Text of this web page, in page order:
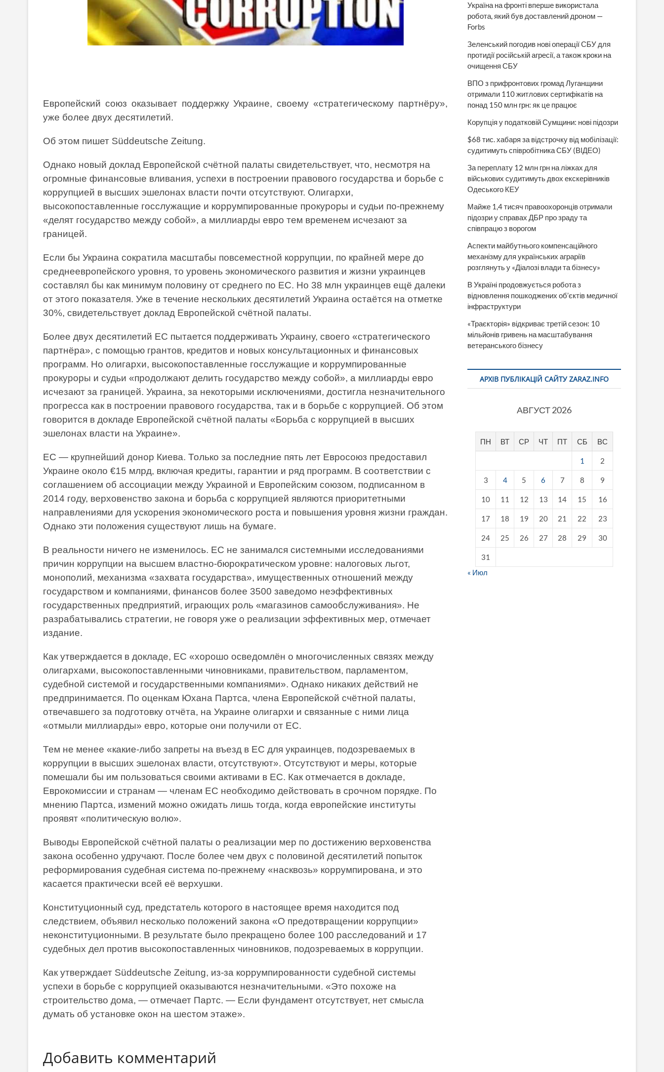
Европейский союз оказывает поддержку Украине, своему «стратегическому партнёру»,
уже более двух десятилетий.
Об этом пишет Süddeutsche Zeitung.
Однако новый доклад Европейской счётной палаты свидетельствует, что, несмотря на
огромные финансовые вливания, успехи в построении правового государства и борьбе с
коррупцией в высших эшелонах власти почти отсутствуют. Олигархи,
высокопоставленные госслужащие и коррумпированные прокуроры и судьи по-прежнему
«делят государство между собой», а миллиарды евро тем временем исчезают за
границей.
Если бы Украина сократила масштабы повсеместной коррупции, по крайней мере до
среднеевропейского уровня, то уровень экономического развития и жизни украинцев
составлял бы как минимум половину от среднего по ЕС. Но 38 млн украинцев ещё далеки
от этого показателя. Уже в течение нескольких десятилетий Украина остаётся на отметке
30%, свидетельствует доклад Европейской счётной палаты.
Более двух десятилетий ЕС пытается поддерживать Украину, своего «стратегического
партнёра», с помощью грантов, кредитов и новых консультационных и финансовых
программ. Но олигархи, высокопоставленные госслужащие и коррумпированные
прокуроры и судьи «продолжают делить государство между собой», а миллиарды евро
исчезают за границей. Украина, за некоторыми исключениями, достигла незначительного
прогресса как в построении правового государства, так и в борьбе с коррупцией. Об этом
говорится в докладе Европейской счётной палаты «Борьба с коррупцией в высших
эшелонах власти на Украине».
ЕС — крупнейший донор Киева. Только за последние пять лет Евросоюз предоставил
Украине около €15 млрд, включая кредиты, гарантии и ряд программ. В соответствии с
соглашением об ассоциации между Украиной и Европейским союзом, подписанном в
2014 году, верховенство закона и борьба с коррупцией являются приоритетными
направлениями для ускорения экономического роста и повышения уровня жизни граждан.
Однако эти положения существуют лишь на бумаге.
В реальности ничего не изменилось. ЕС не занимался системными исследованиями
причин коррупции на высшем властно-бюрократическом уровне: налоговых льгот,
монополий, механизма «захвата государства», имущественных отношений между
государством и компаниями, финансов более 3500 заведомо неэффективных
государственных предприятий, играющих роль «магазинов самообслуживания». Не
разрабатывались стратегии, не говоря уже о реализации эффективных мер, отмечает
издание.
Как утверждается в докладе, ЕС «хорошо осведомлён о многочисленных связях между
олигархами, высокопоставленными чиновниками, правительством, парламентом,
судебной системой и государственными компаниями». Однако никаких действий не
предпринимается. По оценкам Юхана Партса, члена Европейской счётной палаты,
отвечавшего за подготовку отчёта, на Украине олигархи и связанные с ними лица
«отмыли миллиарды» евро, которые они получили от ЕС.
Тем не менее «какие-либо запреты на въезд в ЕС для украинцев, подозреваемых в
коррупции в высших эшелонах власти, отсутствуют». Отсутствуют и меры, которые
помешали бы им пользоваться своими активами в ЕС. Как отмечается в докладе,
Еврокомиссии и странам — членам ЕС необходимо действовать в срочном порядке. По
мнению Партса, измений можно ожидать лишь тогда, когда европейские институты
проявят «политическую волю».
Выводы Европейской счётной палаты о реализации мер по достижению верховенства
закона особенно удручают. После более чем двух с половиной десятилетий попыток
реформирования судебная система по-прежнему «насквозь» коррумпирована, и это
касается практически всей её верхушки.
Конституционный суд, предстатель которого в настоящее время находится под
следствием, объявил несколько положений закона «О предотвращении коррупции»
неконституционными. В результате было прекращено более 100 расследований и 17
судебных дел против высокопоставленных чиновников, подозреваемых в коррупции.
Как утверждает Süddeutsche Zeitung, из-за коррумпированности судебной системы
успехи в борьбе с коррупцией оказываются незначительными. «Это похоже на
строительство дома, — отмечает Партс. — Если фундамент отсутствует, нет смысла
думать об установке окон на шестом этаже».
Добавить комментарий
Україна на фронті вперше використала
робота, який був доставлений дроном —
Forbs
Зеленський погодив нові операції СБУ для
протидії російській агресії, а також кроки на
очищення СБУ
ВПО з прифронтових громад Луганщини
отримали 110 житлових сертифікатів на
понад 150 млн грн: як це працює
Корупція у податковій Сумщини: нові підозри
$68 тис. хабаря за відстрочку від мобілізації:
судитимуть співробітника СБУ (ВІДЕО)
За переплату 12 млн грн на ліжках для
військових судитимуть двох екскерівників
Одеського КЕУ
Майже 1,4 тисяч правоохоронців отримали
підозри у справах ДБР про зраду та
співпрацю з ворогом
Аспекти майбутнього компенсаційного
механізму для українських аграріїв
розглянуть у «Діалозі влади та бізнесу»
В Україні продовжується робота з
відновлення пошкоджених об’єктів медичної
інфраструктури
«Траєкторія» відкриває третій сезон: 10
мільйонів гривень на масштабування
ветеранського бізнесу
АРХІВ ПУБЛІКАЦІЙ САЙТУ ZARAZ.INFO
АВГУСТ 2026
ПН ВТ СР ЧТ ПТ СБ ВС
1 2
3 4 5 6 7 8 9
10 11 12 13 14 15 16
17 18 19 20 21 22 23
24 25 26 27 28 29 30
31
« Июл